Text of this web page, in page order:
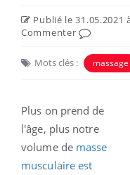
Publié le 31.05.2021
Commenter
Mots clés : massage
Plus on prend de
l'âge, plus notre
volume de masse
musculaire est